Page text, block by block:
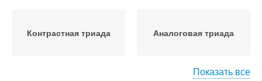
Контрастная триада Аналоговая триада
Показать все